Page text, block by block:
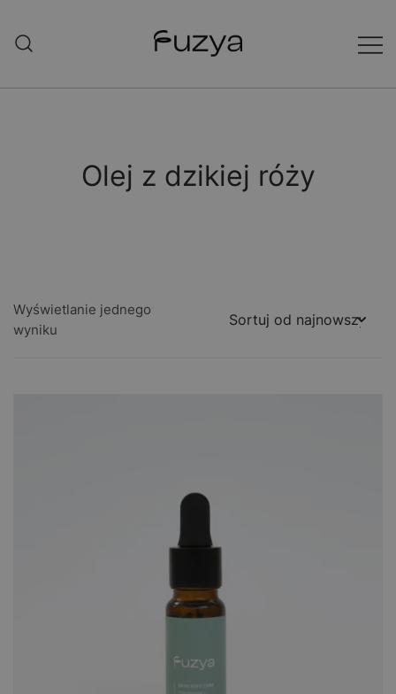
Olej z dzikiej róży
Wyświetlanie jednego
wyniku